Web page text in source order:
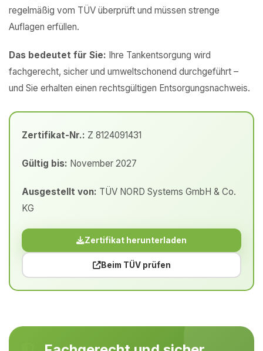
regelmäßig vom TÜV überprüft und müssen strenge
Auflagen erfüllen.
Das bedeutet für Sie: Ihre Tankentsorgung wird
fachgerecht, sicher und umweltschonend durchgeführt –
und Sie erhalten einen rechtsgültigen Entsorgungsnachweis.
Zertifikat-Nr.: Z 8124091431
Gültig bis: November 2027
Ausgestellt von: TÜV NORD Systems GmbH & Co.
KG
Zertifikat herunterladen
Beim TÜV prüfen